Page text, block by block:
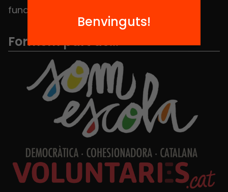
fundacio@equitat.org
Formem part de...
Benvinguts!